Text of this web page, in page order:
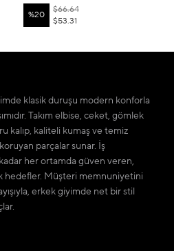
%20
$53.31
$66.64
klasik duruşu modern konforla
Takım elbise, ceket, gömlek
kalıp, kaliteli kumaş ve temiz
parçalar sunar. İş
her ortamda güven veren,
hedefler. Müşteri memnuniyetini
erkek giyimde net bir stil